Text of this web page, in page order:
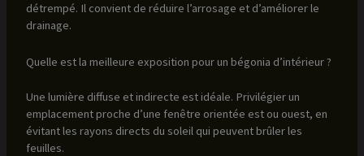
détrempé. Il convient de réduire l’arrosage et d’améliorer le
drainage.
Quelle est la meilleure exposition pour un bégonia d’intérieur ?
Une lumière diffuse et indirecte est idéale. Privilégier un
emplacement proche d’une fenêtre orientée est ou ouest, en
évitant les rayons directs du soleil qui peuvent brûler les
feuilles.